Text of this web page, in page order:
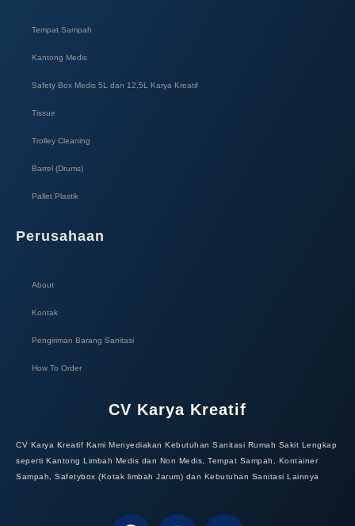
Tempat Sampah
Kantong Medis
Safety Box Medis 5L dan 12,5L Karya Kreatif​
Tissue
Trolley Cleaning
Barrel (Drums)
Pallet Plastik
Perusahaan
About
Kontak
Pengiriman Barang Sanitasi
How To Order
CV Karya Kreatif
CV Karya Kreatif Kami Menyediakan Kebutuhan Sanitasi Rumah Sakit Lengkap
seperti Kantong Limbah Medis dan Non Medis, Tempat Sampah, Kontainer
Sampah, Safetybox (Kotak limbah Jarum) dan Kebutuhan Sanitasi Lainnya